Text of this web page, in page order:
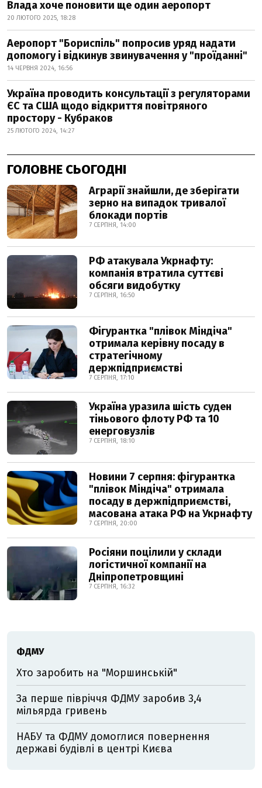
Влада хоче поновити ще один аеропорт
20 ЛЮТОГО 2025, 18:28
Аеропорт "Бориспіль" попросив уряд надати
допомогу і відкинув звинувачення у "проїданні"
14 ЧЕРВНЯ 2024, 16:56
Україна проводить консультації з регуляторами
ЄС та США щодо відкриття повітряного
простору - Кубраков
25 ЛЮТОГО 2024, 14:27
ГОЛОВНЕ СЬОГОДНІ
Аграрії знайшли, де зберігати
зерно на випадок тривалої
блокади портів
7 СЕРПНЯ, 14:00
РФ атакувала Укрнафту:
компанія втратила суттєві
обсяги видобутку
7 СЕРПНЯ, 16:50
Фігурантка "плівок Міндіча"
отримала керівну посаду в
стратегічному
держпідприємстві
7 СЕРПНЯ, 17:10
Україна уразила шість суден
тіньового флоту РФ та 10
енерговузлів
7 СЕРПНЯ, 18:10
Новини 7 серпня: фігурантка
"плівок Міндіча" отримала
посаду в держпідприємстві,
масована атака РФ на Укрнафту
7 СЕРПНЯ, 20:00
Росіяни поцілили у склади
логістичної компанії на
Дніпропетровщині
7 СЕРПНЯ, 16:32
ФДМУ
Хто заробить на "Моршинській"
За перше півріччя ФДМУ заробив 3,4
мільярда гривень
НАБУ та ФДМУ домоглися повернення
державі будівлі в центрі Києва